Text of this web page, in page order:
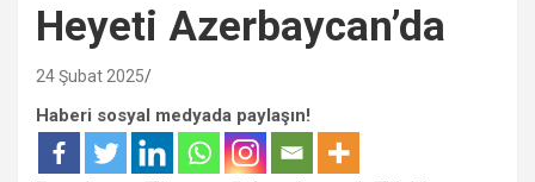
Heyeti Azerbaycan’da
24 Şubat 2025
Haberi sosyal medyada paylaşın!